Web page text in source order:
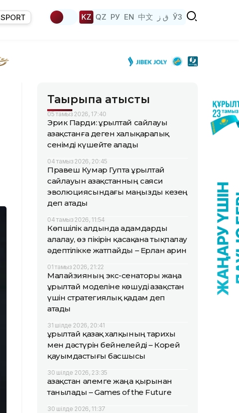
SPORT KZ QZ РУ EN 中文 ق ز ЎЗ
Тақырыпқа қатысты
05 тамыз 2026, 17:40
Эрик Парди: Құрылтай сайлауы
Қазақстанға деген халықаралық
сенімді күшейте алады
04 тамыз 2026, 20:45
Правеш Кумар Гупта Құрылтай
сайлауын Қазақстанның саяси
эволюциясындағы маңызды кезең
деп атады
04 тамыз 2026, 11:54
Көпшілік алдында адамдарды
алалау, өз пікірін қасақана тықпалау
әдептілікке жатпайды – Ерлан Қарин
01 тамыз 2026, 21:22
Малайзияның экс-сенаторы жаңа
Құрылтай моделіне көшуді Қазақстан
үшін стратегиялық қадам деп
атады
31 шілде 2026, 20:41
Құрылтай қазақ халқының тарихы
мен дәстүрін бейнелейді – Корей
қауымдастығы басшысы
30 шілде 2026, 23:35
Қазақстан әлемге жаңа қырынан
танылады – Games of the Future
30 шілде 2026, 11:37